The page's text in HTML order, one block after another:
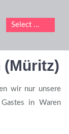
(Müritz)
wir nur unsere
in Waren